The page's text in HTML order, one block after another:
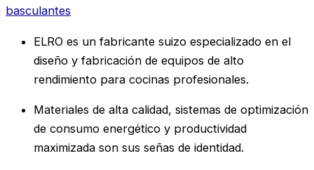
basculantes
ELRO es un fabricante suizo especializado en el
diseño y fabricación de equipos de alto
rendimiento para cocinas profesionales.
Materiales de alta calidad, sistemas de optimización
de consumo energético y productividad
maximizada son sus señas de identidad.